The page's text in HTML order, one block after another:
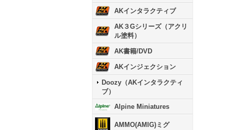
AKインタラクティブ
AK３Gシリーズ（アクリ
ル塗料）
AK書籍/DVD
AKインジェクション
Doozy（AKインタラクティ
ブ）
Alpine Miniatures
AMMO(AMIG)ミグ